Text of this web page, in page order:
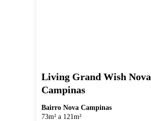
Living Grand Wish Nova
Campinas
Bairro Nova Campinas
73m² a 121m²